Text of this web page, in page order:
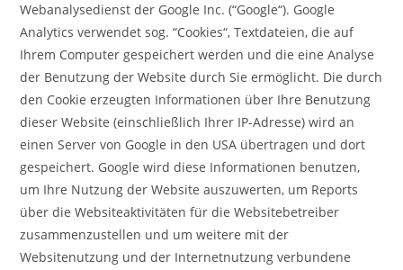
Webanalysedienst der Google Inc. (“Google“). Google
Analytics verwendet sog. “Cookies“, Textdateien, die auf
Ihrem Computer gespeichert werden und die eine Analyse
der Benutzung der Website durch Sie ermöglicht. Die durch
den Cookie erzeugten Informationen über Ihre Benutzung
dieser Website (einschließlich Ihrer IP-Adresse) wird an
einen Server von Google in den USA übertragen und dort
gespeichert. Google wird diese Informationen benutzen,
um Ihre Nutzung der Website auszuwerten, um Reports
über die Websiteaktivitäten für die Websitebetreiber
zusammenzustellen und um weitere mit der
Websitenutzung und der Internetnutzung verbundene